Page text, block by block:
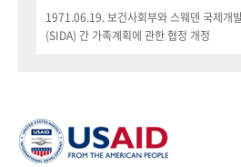
1971.06.19. 보건사회부와 스웨덴 국제개
(SIDA) 간 가족계획에 관한 협정 개정